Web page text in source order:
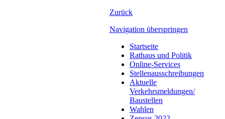
Zurück
Navigation überspringen
Startseite
Rathaus und Politik
Online-Services
Stellenausschreibungen
Aktuelle
Verkehrsmeldungen/
Baustellen
Wahlen